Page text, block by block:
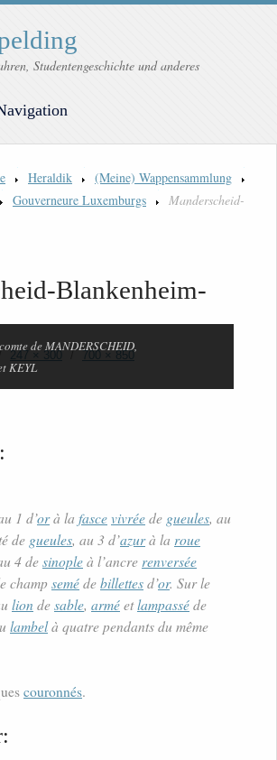
Studentengeschichte und anderes
Heraldik
(Meine) Wappensammlung
Gouverneure Luxemburgs
Manderscheid-
Blankenheim-
247 × 300 700 × 850
de MANDERSCHEID,
KEYL
1 d’orà la fascevivréede gueules, au
de gueules, au 3 d’azurà la roue
4 desinopleà l’ancrerenversée
champ semédebillettesd’or. Sur le
lion desable, arméetlampasséde
lambelà quatre pendants du même
couronnés.